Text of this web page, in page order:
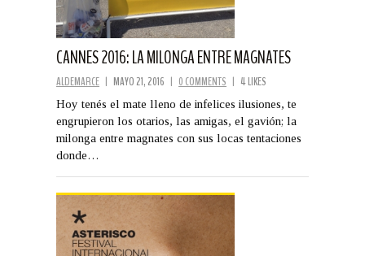
CANNES 2016: LA MILONGA ENTRE MAGNATES
ALDEMARCE | MAYO 21, 2016 | 0 COMMENTS | 4 LIKES
Hoy tenés el mate lleno de infelices ilusiones, te
engrupieron los otarios, las amigas, el gavión; la
milonga entre magnates con sus locas tentaciones
donde…